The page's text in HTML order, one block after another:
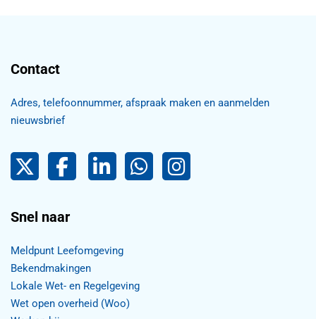
Contact
Adres, telefoonnummer, afspraak maken en aanmelden
nieuwsbrief
Pijnacker-Nootdorp op Twitter
FacebookLinkedIn Pijnacker-Nootdorp,
Pijnacker-Nootdorp WhatsApp
Snel naar
Meldpunt Leefomgeving
Bekendmakingen
Lokale Wet- en Regelgeving
Wet open overheid (Woo)